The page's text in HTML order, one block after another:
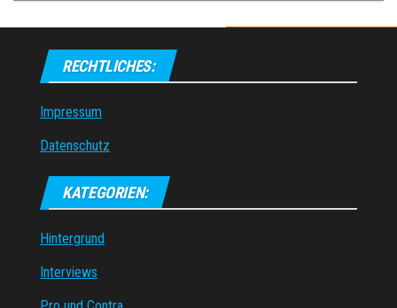
RECHTLICHES:
Impressum
Datenschutz
KATEGORIEN:
Hintergrund
Interviews